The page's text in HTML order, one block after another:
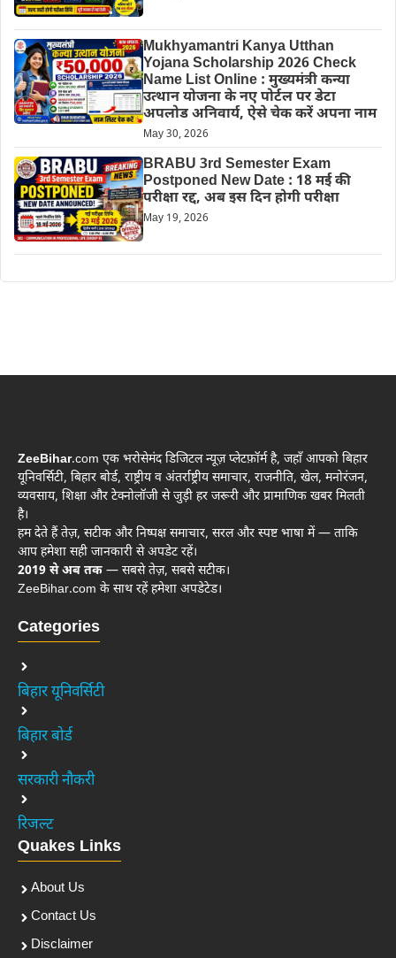
Mukhyamantri Kanya Utthan
Yojana Scholarship 2026 Check
Name List Online : मुख्यमंत्री कन्या
उत्थान योजना के नए पोर्टल पर डेटा
अपलोड अनिवार्य, ऐसे चेक करें अपना नाम
May 30, 2026
BRABU 3rd Semester Exam
Postponed New Date : 18 मई की
परीक्षा रद्द, अब इस दिन होगी परीक्षा
May 19, 2026
ZeeBihar.com एक भरोसेमंद डिजिटल न्यूज़ प्लेटफ़ॉर्म है, जहाँ आपको बिहार
यूनिवर्सिटी, बिहार बोर्ड, राष्ट्रीय व अंतर्राष्ट्रीय समाचार, राजनीति, खेल, मनोरंजन,
व्यवसाय, शिक्षा और टेक्नोलॉजी से जुड़ी हर जरूरी और प्रामाणिक खबर मिलती
है।
हम देते हैं तेज़, सटीक और निष्पक्ष समाचार, सरल और स्पष्ट भाषा में — ताकि
आप हमेशा सही जानकारी से अपडेट रहें।
2019 से अब तक — सबसे तेज़, सबसे सटीक।
ZeeBihar.com के साथ रहें हमेशा अपडेटेड।
Categories
बिहार यूनिवर्सिटी
बिहार बोर्ड
सरकारी नौकरी
रिजल्ट
Quakes Links
About Us
Contact Us
Disclaimer